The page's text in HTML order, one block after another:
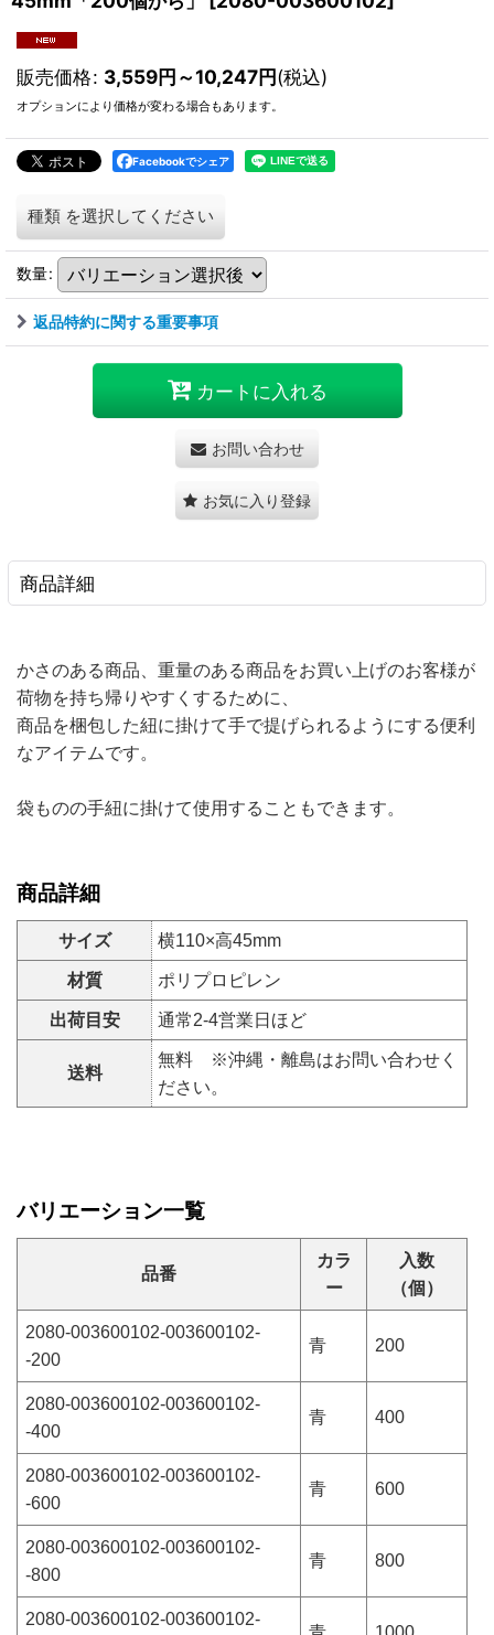
販売価格: 3,559円～10,247円(税込)
オプションにより価格が変わる場合もあります。
Facebookでシェア
種類 を選択してください
数量:
返品特約に関する重要事項
カートに入れる
お問い合わせ
お気に入り登録
商品詳細
かさのある商品、重量のある商品をお買い上げのお客様が
荷物を持ち帰りやすくするために、
商品を梱包した紐に掛けて手で提げられるようにする便利
なアイテムです。
袋ものの手紐に掛けて使用することもできます。
商品詳細
サイズ 横110×高45mm
材質 ポリプロピレン
出荷目安 通常2-4営業日ほど
送料
無料 ※沖縄・離島はお問い合わせく
ださい。
バリエーション一覧
品番
カラ
ー
入数
（個）
2080-003600102-003600102-
-200
青 200
2080-003600102-003600102-
-400
青 400
2080-003600102-003600102-
-600
青 600
2080-003600102-003600102-
-800
青 800
2080-003600102-003600102-